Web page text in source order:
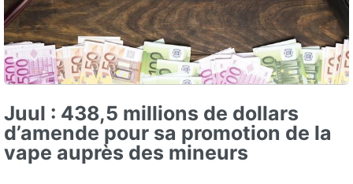
Juul : 438,5 millions de dollars
d’amende pour sa promotion de la
vape auprès des mineurs